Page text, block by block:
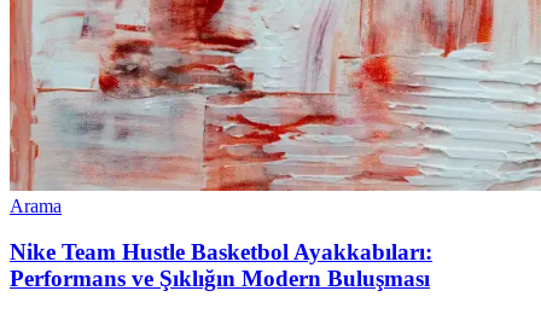
Arama
Nike Team Hustle Basketbol Ayakkabıları:
Performans ve Şıklığın Modern Buluşması